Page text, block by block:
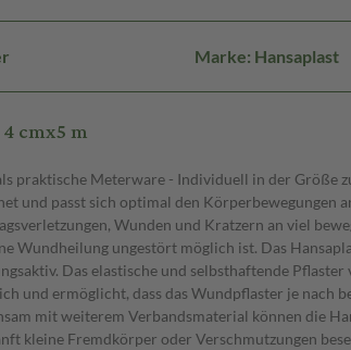
Marke: Hansaplast
cmx5 m
praktische Meterware - Individuell in der Größe
passt sich optimal den Körperbewegungen
Wunden und Kratzern an viel
Wundheilung ungestört möglich ist. Das
Das elastische und selbsthaftende
und ermöglicht, dass das Wundpflaster je nach
mit weiterem Verbandsmaterial können die
kleine Fremdkörper oder Verschmutzungen